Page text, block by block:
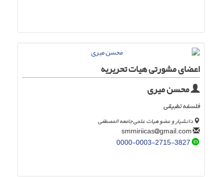
اعضای مشورتی هیات تحریریه
محسن میری
فلسفه تطبیقی
دانشیار و عضو هیات علمی جامعه المصطفی
gmail.com
0000-0003-2715-3827